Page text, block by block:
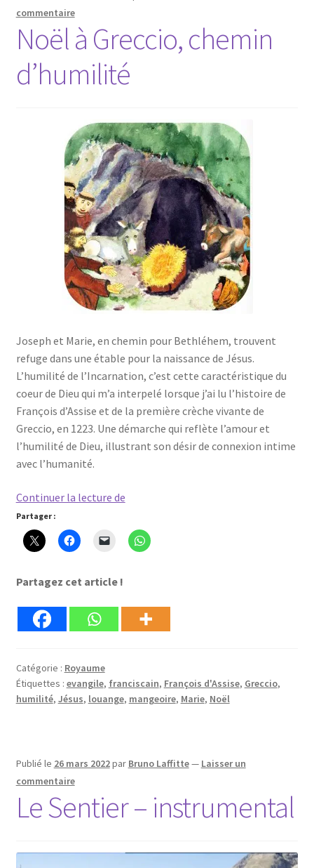
commentaire
Noël à Greccio, chemin
d’humilité
Joseph et Marie, en chemin pour Bethléhem, trouvent
refuge dans une étable pour la naissance de Jésus.
L’humilité de l’Incarnation, c’est cette caractéristique du
coeur de Dieu qui m’a interpelé lorsque j’ai lu l’histoire de
François d’Assise et de la première crèche vivante de
Greccio, en 1223. Une démarche qui reflète l’amour et
l’humilité de Dieu, illustrant son désir de connexion intime
avec l’humanité.
Continuer la lecture deNoël
Greccio,
chemin
Partager :
Partagez cet article !
Catégorie : Royaume
Étiquettes : evangile, franciscain, François d'Assise, Greccio,
humilité, Jésus, louange, mangeoire, Marie, Noël
Publié le 26 mars 2022par Bruno Laffitte— Laisser un
commentaire
Le Sentier – instrumental